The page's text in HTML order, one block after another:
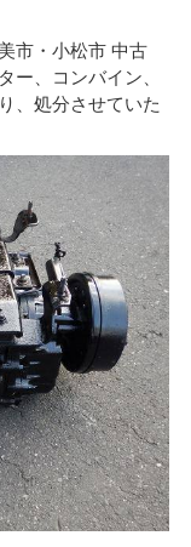
市・小松市 中古
、コンバイン、
、処分させていた